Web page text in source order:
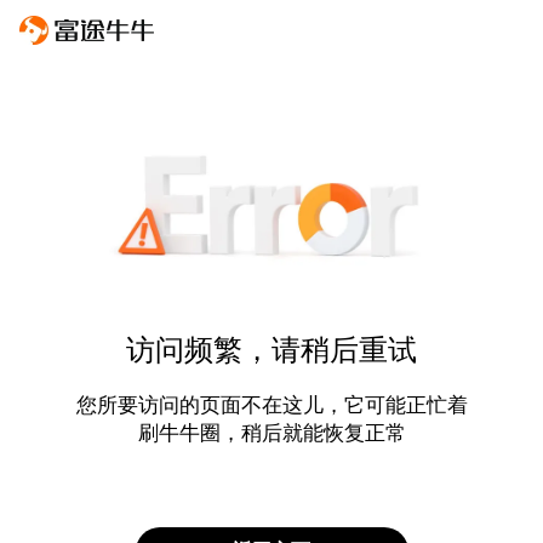
访问频繁，请稍后重试
您所要访问的页面不在这儿，它可能正忙着
刷牛牛圈，稍后就能恢复正常